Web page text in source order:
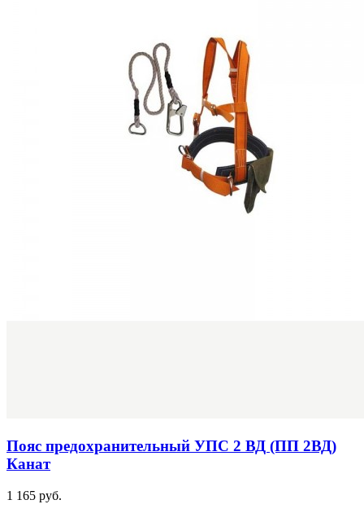
Пояс предохранительный УПС 2 ВД (ПП 2ВД)
Канат
1 165 руб.